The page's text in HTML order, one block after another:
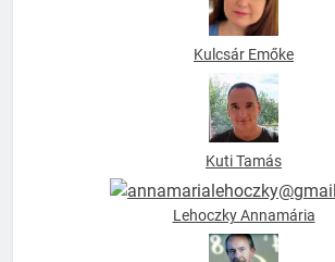
Kulcsár Emőke
Kuti Tamás
Lehoczky Annamária